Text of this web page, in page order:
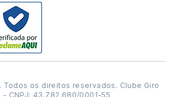
Todos os direitos reservados. Clube Giro
- CNPJ: 43.782.680/0001-55